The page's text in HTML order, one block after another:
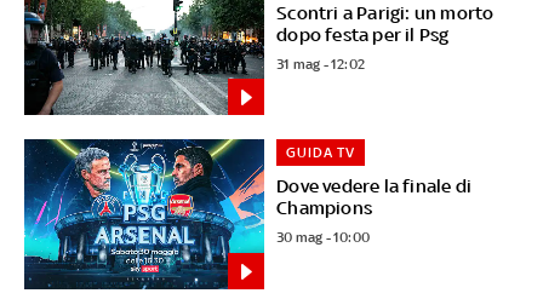
Scontri a Parigi: un morto
dopo festa per il Psg
31 mag - 12:02
Dove vedere la finale di
Champions
GUIDA TV
30 mag - 10:00